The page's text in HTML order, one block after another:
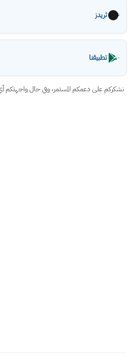
ثريدز
تطبيقنا
نشكركم على دعمكم المستمر، وفي حال واجهتكم أي